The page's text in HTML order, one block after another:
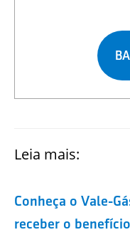
Leia mais:
Conheça o Vale-
receber o benefício